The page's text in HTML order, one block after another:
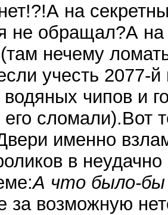
на
не обращал?А
нечему
учесть 2077-
чипов и
сломали).Вот
именно
в
А что было-бы
за возможную